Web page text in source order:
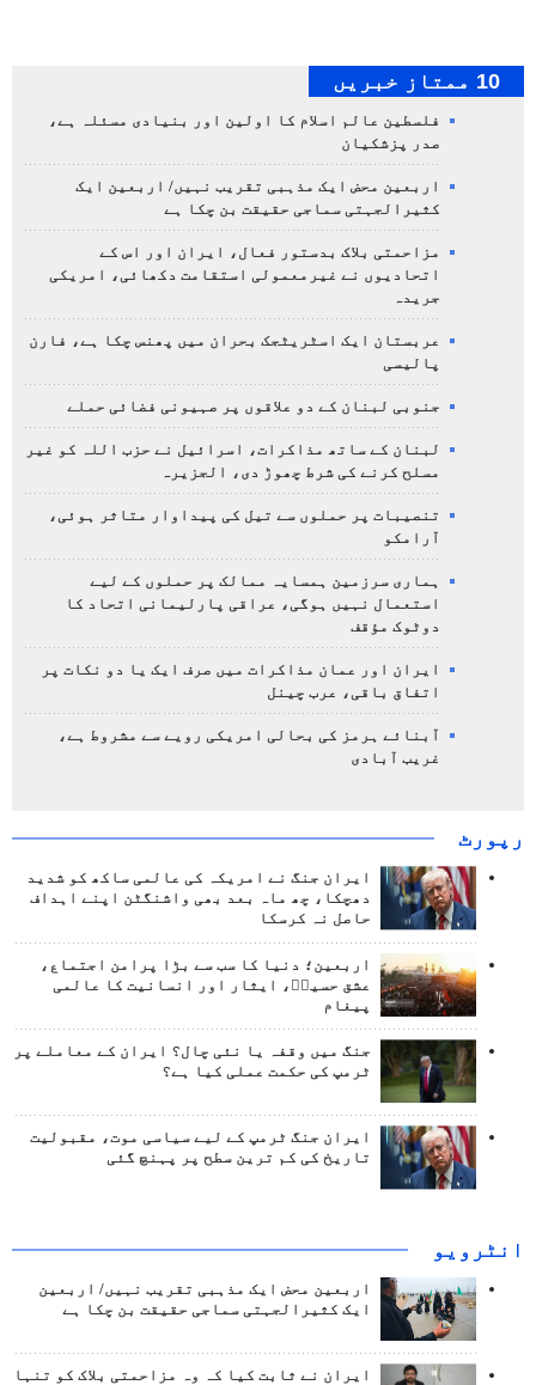
10 ممتاز خبریں
فلسطین عالم اسلام کا اولین اور بنیادی مسئلہ ہے،
صدر پزشکیان
اربعین محض ایک مذہبی تقریب نہیں/ اربعین ایک
کثیرالجہتی سماجی حقیقت بن چکا ہے
مزاحمتی بلاک بدستور فعال، ایران اور اس کے
اتحادیوں نے غیرمعمولی استقامت دکھائی، امریکی
جریدہ
عربستان ایک اسٹریٹجک بحران میں پھنس چکا ہے، فارن
پالیسی
جنوبی لبنان کے دو علاقوں پر صہیونی فضائی حملے
لبنان کے ساتھ مذاکرات، اسرائیل نے حزب اللہ کو غیر
مسلح کرنے کی شرط چھوڑ دی، الجزیرہ
تنصیبات پر حملوں سے تیل کی پیداوار متاثر ہوئی،
آرامکو
ہماری سرزمین ہمسایہ ممالک پر حملوں کے لیے
استعمال نہیں ہوگی، عراقی پارلیمانی اتحاد کا
دوٹوک مؤقف
ایران اور عمان مذاکرات میں صرف ایک یا دو نکات پر
اتفاق باقی، عرب چینل
آبنائے ہرمز کی بحالی امریکی رویے سے مشروط ہے،
غریب آبادی
رپورٹ
ایران جنگ نے امریکہ کی عالمی ساکھ کو شدید
دھچکا، چھ ماہ بعد بھی واشنگٹن اپنے اہداف
حاصل نہ کرسکا
اربعین؛ دنیا کا سب سے بڑا پرامن اجتماع،
عشق حسینؑ، ایثار اور انسانیت کا عالمی
پیغام
جنگ میں وقفہ یا نئی چال؟ ایران کے معاملے پر
ٹرمپ کی حکمت عملی کیا ہے؟
ایران جنگ ٹرمپ کے لیے سیاسی موت، مقبولیت
تاریخ کی کم ترین سطح پر پہنچ گئی
انٹرويو
اربعین محض ایک مذہبی تقریب نہیں/ اربعین
ایک کثیرالجہتی سماجی حقیقت بن چکا ہے
ایران نے ثابت کیا کہ وہ مزاحمتی بلاک کو تنہا